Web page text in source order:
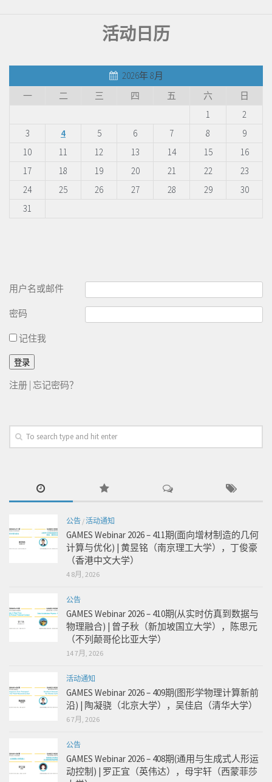
活动日历
2026年 8月
一
二 三 四 五 六
日
1
2
3
4 5 6 7 8
9
10
11 12 13 14 15
16
17
18 19 20 21 22
23
24
25 26 27 28 29
30
31
用户名或邮件
密码
记住我
注册 | 忘记密码？
公告 /活动通知
GAMES Webinar 2026 – 411期(面向增材制造的几何
计算与优化) | 黄昱铭（南京理工大学），丁俊豪
（香港中文大学）
4 8月, 2026
公告
GAMES Webinar 2026 – 410期(从实时仿真到数据与
物理融合) | 曾子秋（新加坡国立大学），陈思元
（不列颠哥伦比亚大学）
14 7月, 2026
活动通知
GAMES Webinar 2026 – 409期(图形学物理计算新前
沿) | 陶凝骁（北京大学），吴佳启（清华大学）
6 7月, 2026
公告
GAMES Webinar 2026 – 408期(通用与生成式人形运
动控制) | 罗正宜（英伟达），母宇轩（西蒙菲莎